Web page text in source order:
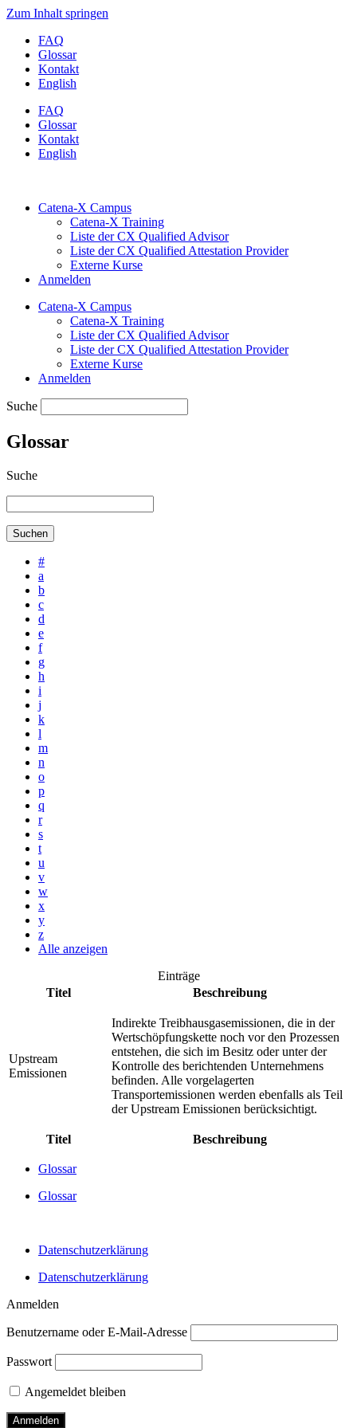
Zum Inhalt springen
FAQ
Glossar
Kontakt
English
FAQ
Glossar
Kontakt
English
Catena-X Campus
Catena-X Training
Liste der CX Qualified Advisor
Liste der CX Qualified Attestation Provider
Externe Kurse
Anmelden
Catena-X Campus
Catena-X Training
Liste der CX Qualified Advisor
Liste der CX Qualified Attestation Provider
Externe Kurse
Anmelden
Suche
Glossar
Suche
#
a
b
c
d
e
f
g
h
i
j
k
l
m
n
o
p
q
r
s
t
u
v
w
x
y
z
Alle anzeigen
Einträge
Titel
Beschreibung
Upstream
Emissionen
Indirekte Treibhausgasemissionen, die in der
Wertschöpfungskette noch vor den Prozessen
entstehen, die sich im Besitz oder unter der
Kontrolle des berichtenden Unternehmens
befinden. Alle vorgelagerten
Transportemissionen werden ebenfalls als Teil
der Upstream Emissionen berücksichtigt.
Titel Beschreibung
Glossar
Glossar
Datenschutzerklärung
Datenschutzerklärung
Anmelden
Benutzername oder E-Mail-Adresse
Passwort
Angemeldet bleiben